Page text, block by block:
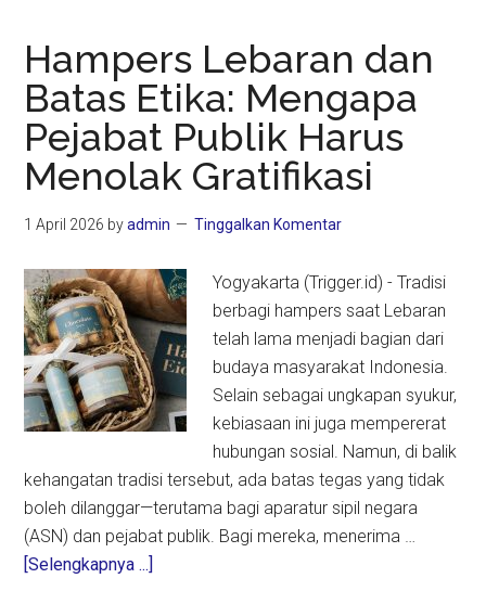
Hampers Lebaran dan
Batas Etika: Mengapa
Pejabat Publik Harus
Menolak Gratifikasi
1 April 2026 byadmin Tinggalkan Komentar
Yogyakarta (Trigger.id) - Tradisi
berbagi hampers saat Lebaran
telah lama menjadi bagian dari
budaya masyarakat Indonesia.
Selain sebagai ungkapan syukur,
kebiasaan ini juga mempererat
hubungan sosial. Namun, di balik
kehangatan tradisi tersebut, ada batas tegas yang tidak
boleh dilanggar—terutama bagi aparatur sipil negara
(ASN) dan pejabat publik. Bagi mereka, menerima …
[Selengkapnya ...]